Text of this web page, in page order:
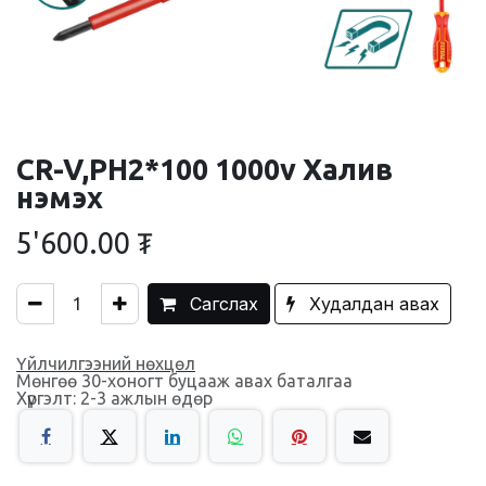
CR-V,PH2*100 1000v Халив
нэмэх
5'600.00 ₮
Сагслах Худалдан авах
Үйлчилгээний нөхцөл
Мөнгөө 30-хоногт буцааж авах баталгаа
Хүргэлт: 2-3 ажлын өдөр